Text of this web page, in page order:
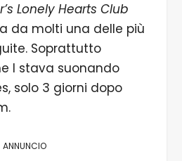
Lonely Hearts Club
da molti una delle più
Soprattutto
l stava suonando
solo 3 giorni dopo
ANNUNCIO